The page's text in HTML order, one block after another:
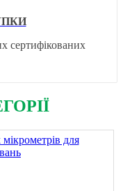
сертифікованих